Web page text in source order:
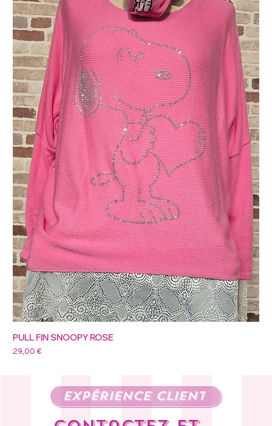
PULL FIN SNOOPY ROSE
Prix
29,00 €
expérience client